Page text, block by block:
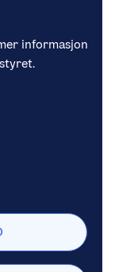
informasjon